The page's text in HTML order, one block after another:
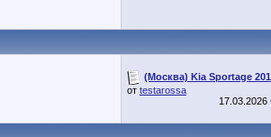
(Москва) Kia Sportage
от testarossa
17.03.2026